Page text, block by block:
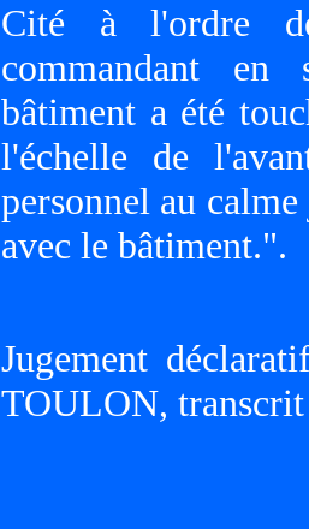
Cité à l'ordre
commandant
bâtiment a été
l'échelle de
personnel au
avec le bâtiment.".
Jugement
TOULON,